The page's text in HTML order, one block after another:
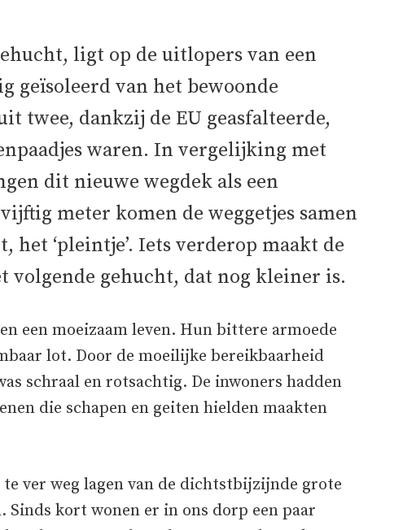
ligt op de uitlopers van een
geïsoleerd van het bewoonde
twee, dankzij de EU geasfalteerde,
waren. In vergelijking met
dit nieuwe wegdek als een
meter komen de weggetjes samen
het ‘pleintje’. Iets verderop maakt de
volgende gehucht, dat nog kleiner is.
een moeizaam leven. Hun bittere armoede
lot. Door de moeilijke bereikbaarheid
schraal en rotsachtig. De inwoners hadden
die schapen en geiten hielden maakten
ver weg lagen van de dichtstbijzijnde grote
Sinds kort wonen er in ons dorp een paar